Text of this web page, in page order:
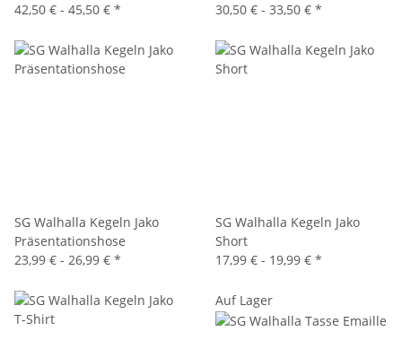
42,50 € - 45,50 € *
30,50 € - 33,50 € *
SG Walhalla Kegeln Jako
Präsentationshose
23,99 € - 26,99 € *
SG Walhalla Kegeln Jako
Short
17,99 € - 19,99 € *
Auf Lager